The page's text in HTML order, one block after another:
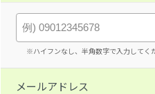
※ハイフンなし、半角数字で入力してく
メールアドレス